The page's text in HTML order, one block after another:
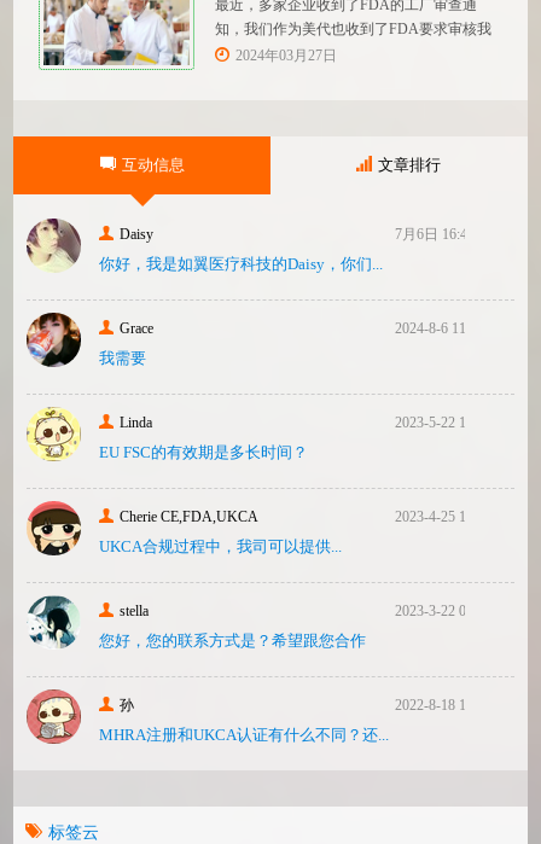
最近，多家企业收到了FDA的工厂审查通
知，我们作为美代也收到了FDA要求审核我
们客户验厂的通知邮件。起因是2023年12
2024年03月27日
互动信息 文章排行
Daisy 7月6日 16:47
你好，我是如翼医疗科技的Daisy，你们...
Grace 2024-8-6 11:14
我需要
Linda 2023-5-22 10:43
EU FSC的有效期是多长时间？
Cherie CE,FDA,UKCA 2023-4-25 16:24
UKCA合‮过规‬程中，我司可‮提以‬供...
stella 2023-3-22 08:31
您好，您的联系方式是？希望跟您合作
孙 2022-8-18 17:47
MHRA注册和UKCA认证有什么不同？还...
标签云